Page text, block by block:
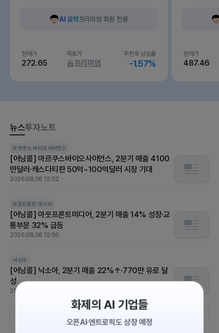
화제의 AI 기업들
오픈AI·엔트로픽도 상장 예정
AI 요약프리미엄 회원 전용
현재가
272.65
목표가
프리미엄
추천후 상승률
-1.57%
현재가
487.46
뉴스투자노트
아르쿠스 바이오사이언스
[어닝콜] 아르쿠스바이오사이언스, 2분기 매출 4100
만달러·캐스다티판 50억~100억달러 시장 기대
2026.08.06 12:52
아웃프론트 미디어
[어닝콜] 아웃프론트미디어, 2분기 매출 14% 성장·교
통부문 32% 급등
2026.08.06 12:50
닉소아
[어닝콜] 닉소아, 2분기 매출 22%↑·770만 유로 달
성
2026.08.06 12:48
[US STOCK BRIEF] 다우지수 또 사상 최고치…엔비디아 강세에
도 기술주 차익실현
2026.08.06 07:05
한국인은 어떤 미국주식을 가장 많이 샀을까요?
2026.08.05 12:25
애플 애플 마이크로소프트
는 성공할까?
2026.08.05 11:00